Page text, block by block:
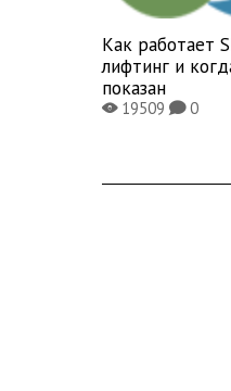
Как работает
лифтинг и
показан
X19509K0